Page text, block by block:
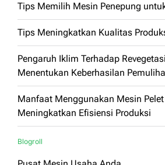
Tips Memilih Mesin Penepung
Tips Meningkatkan Kualitas
Pengaruh Iklim Terhadap
Menentukan Keberhasilan
Manfaat Menggunakan Mesin
Meningkatkan Efisiensi Produksi
Blogroll